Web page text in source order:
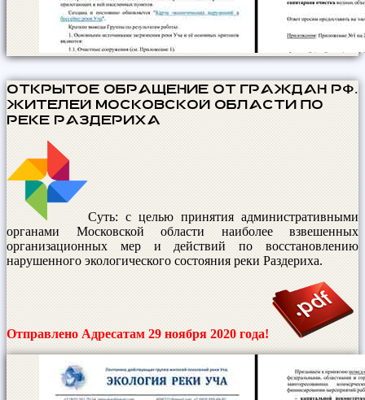
ОТКРЫТОЕ ОБРАЩЕНИЕ от граждан РФ,
жителей Московской области по
реке Раздериха
Суть: с целью принятия административными
органами Московской области наиболее взвешенных
организационных мер и действий по восстановлению
нарушенного экологического состояния реки Раздериха.
Отправлено Адресатам 29 ноября 2020 года!